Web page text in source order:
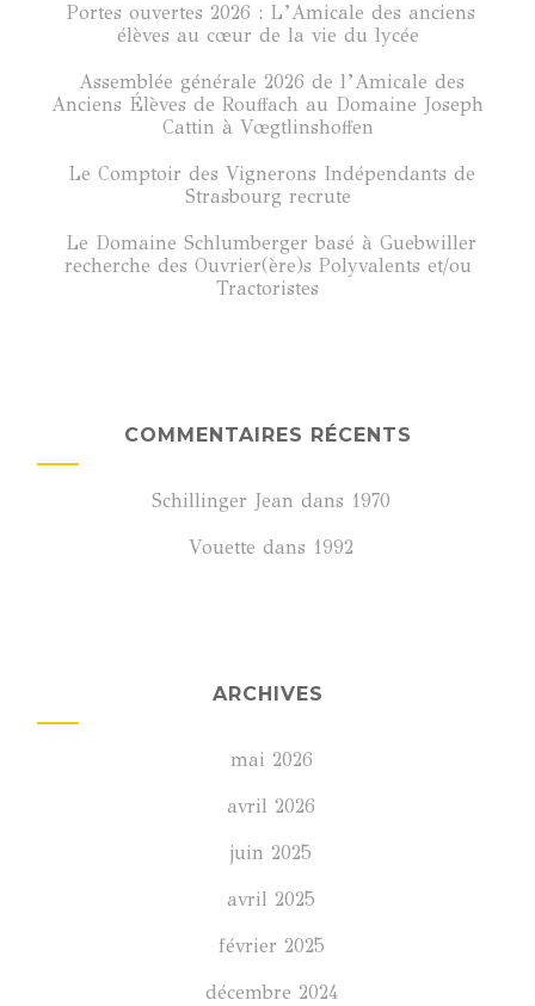
Portes ouvertes 2026 : L’Amicale des anciens
élèves au cœur de la vie du lycée
Assemblée générale 2026 de l’Amicale des
Anciens Élèves de Rouffach au Domaine Joseph
Cattin à Vœgtlinshoffen
Le Comptoir des Vignerons Indépendants de
Strasbourg recrute
Le Domaine Schlumberger basé à Guebwiller
recherche des Ouvrier(ère)s Polyvalents et/ou
Tractoristes
COMMENTAIRES RÉCENTS
Schillinger Jean dans 1970
Vouette dans 1992
ARCHIVES
mai 2026
avril 2026
juin 2025
avril 2025
février 2025
décembre 2024